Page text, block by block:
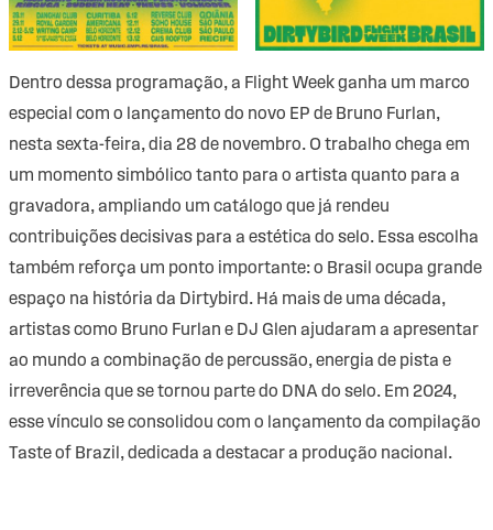
Dentro dessa programação, a Flight Week ganha um marco
especial com o lançamento do novo EP de Bruno Furlan,
nesta sexta-feira, dia 28 de novembro. O trabalho chega em
um momento simbólico tanto para o artista quanto para a
gravadora, ampliando um catálogo que já rendeu
contribuições decisivas para a estética do selo. Essa escolha
também reforça um ponto importante: o Brasil ocupa grande
espaço na história da Dirtybird. Há mais de uma década,
artistas como Bruno Furlan e DJ Glen ajudaram a apresentar
ao mundo a combinação de percussão, energia de pista e
irreverência que se tornou parte do DNA do selo. Em 2024,
esse vínculo se consolidou com o lançamento da compilação
Taste of Brazil, dedicada a destacar a produção nacional.